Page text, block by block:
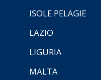
ISOLE PELAGIE
LAZIO
LIGURIA
MALTA